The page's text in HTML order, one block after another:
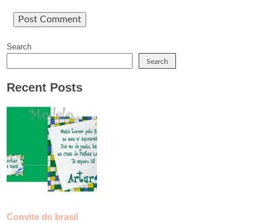
Search
Search
Recent Posts
Convite do brasil